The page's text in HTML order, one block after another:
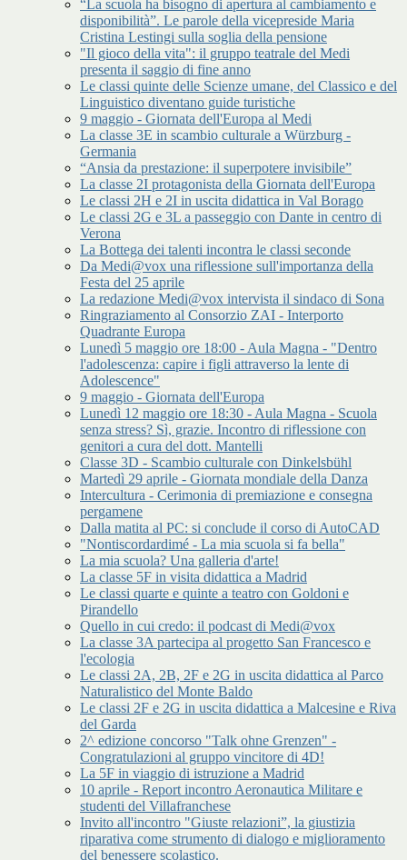
“La scuola ha bisogno di apertura al cambiamento e
disponibilità”. Le parole della vicepreside Maria
Cristina Lestingi sulla soglia della pensione
"Il gioco della vita": il gruppo teatrale del Medi
presenta il saggio di fine anno
Le classi quinte delle Scienze umane, del Classico e del
Linguistico diventano guide turistiche
9 maggio - Giornata dell'Europa al Medi
La classe 3E in scambio culturale a Würzburg -
Germania
“Ansia da prestazione: il superpotere invisibile”
La classe 2I protagonista della Giornata dell'Europa
Le classi 2H e 2I in uscita didattica in Val Borago
Le classi 2G e 3L a passeggio con Dante in centro di
Verona
La Bottega dei talenti incontra le classi seconde
Da Medi@vox una riflessione sull'importanza della
Festa del 25 aprile
La redazione Medi@vox intervista il sindaco di Sona
Ringraziamento al Consorzio ZAI - Interporto
Quadrante Europa
Lunedì 5 maggio ore 18:00 - Aula Magna - "Dentro
l'adolescenza: capire i figli attraverso la lente di
Adolescence"
9 maggio - Giornata dell'Europa
Lunedì 12 maggio ore 18:30 - Aula Magna - Scuola
senza stress? Sì, grazie. Incontro di riflessione con
genitori a cura del dott. Mantelli
Classe 3D - Scambio culturale con Dinkelsbühl
Martedì 29 aprile - Giornata mondiale della Danza
Intercultura - Cerimonia di premiazione e consegna
pergamene
Dalla matita al PC: si conclude il corso di AutoCAD
"Nontiscordardimé - La mia scuola si fa bella"
La mia scuola? Una galleria d'arte!
La classe 5F in visita didattica a Madrid
Le classi quarte e quinte a teatro con Goldoni e
Pirandello
Quello in cui credo: il podcast di Medi@vox
La classe 3A partecipa al progetto San Francesco e
l'ecologia
Le classi 2A, 2B, 2F e 2G in uscita didattica al Parco
Naturalistico del Monte Baldo
Le classi 2F e 2G in uscita didattica a Malcesine e Riva
del Garda
2^ edizione concorso "Talk ohne Grenzen" -
Congratulazioni al gruppo vincitore di 4D!
La 5F in viaggio di istruzione a Madrid
10 aprile - Report incontro Aeronautica Militare e
studenti del Villafranchese
Invito all'incontro "Giuste relazioni”, la giustizia
riparativa come strumento di dialogo e miglioramento
del benessere scolastico.